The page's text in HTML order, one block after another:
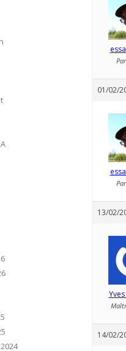
01/02/
13/02/
14/02/